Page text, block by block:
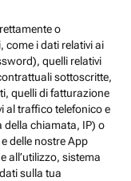
o
come i dati relativi ai
quelli relativi
sottoscritte,
quelli di fatturazione
al traffico telefonico e
della chiamata, IP) o
delle nostre App
all’utilizzo, sistema
sulla tua